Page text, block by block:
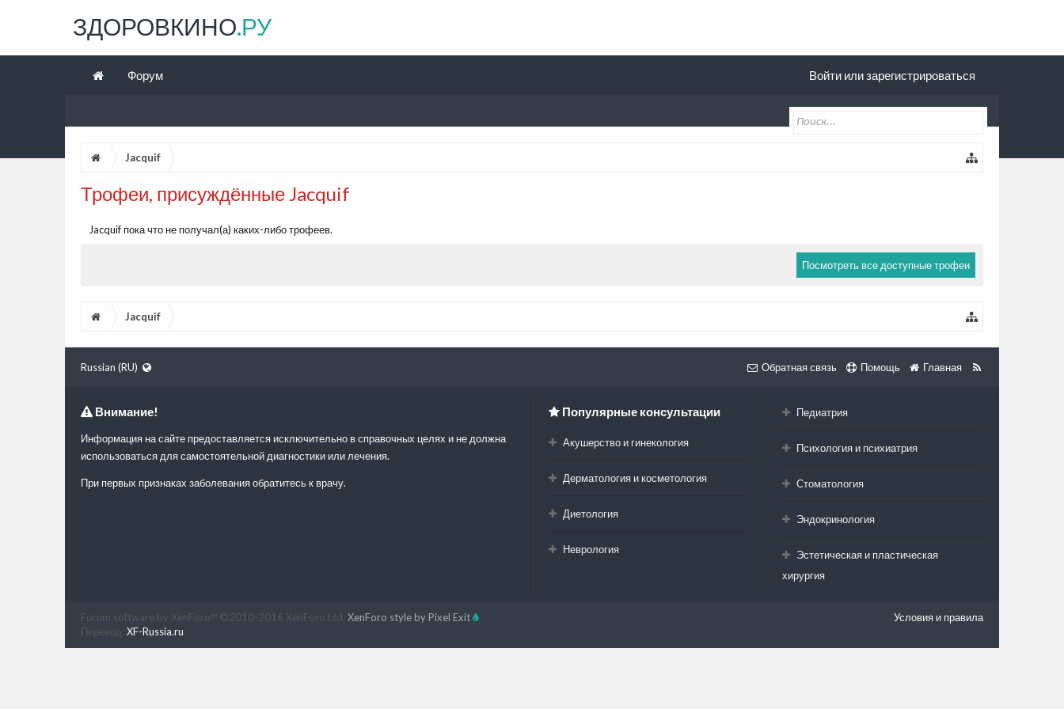
Jacquif
Трофеи, присуждённые Jacquif
Jacquif пока что не получал(а) каких-либо трофеев.
Посмотреть все доступные трофеи
Jacquif
ЗДОРОВКИНО.РУ
Форум Войти или зарегистрироваться
Russian (RU) Обратная связь Помощь Главная
Внимание!
Информация на сайте предоставляется исключительно в справочных целях и не должна
использоваться для самостоятельной диагностики или лечения.
При первых признаках заболевания обратитесь к врачу.
Популярные консультации
Акушерство и гинекология
Дерматология и косметология
Диетология
Неврология
Педиатрия
Психология и психиатрия
Стоматология
Эндокринология
Эстетическая и пластическая
хирургия
Условия и правила
Forum software by XenForo™ ©2010-2016 XenForo Ltd. XenForo style by Pixel Exit
Перевод: XF-Russia.ru